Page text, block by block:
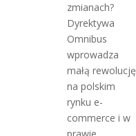
zmianach?
Dyrektywa
Omnibus
wprowadza
małą rewolucję
na polskim
rynku e-
commerce i w